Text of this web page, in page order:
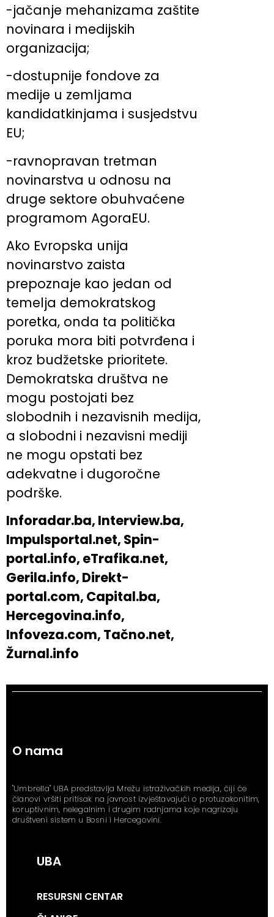
-jačanje mehanizama zaštite
novinara i medijskih
organizacija;
-dostupnije fondove za
medije u zemljama
kandidatkinjama i susjedstvu
EU;
-ravnopravan tretman
novinarstva u odnosu na
druge sektore obuhvaćene
programom AgoraEU.
Ako Evropska unija
novinarstvo zaista
prepoznaje kao jedan od
temelja demokratskog
poretka, onda ta politička
poruka mora biti potvrđena i
kroz budžetske prioritete.
Demokratska društva ne
mogu postojati bez
slobodnih i nezavisnih medija,
a slobodni i nezavisni mediji
ne mogu opstati bez
adekvatne i dugoročne
podrške.
Inforadar.ba, Interview.ba,
Impulsportal.net, Spin-
portal.info, eTrafika.net,
Gerila.info, Direkt-
portal.com, Capital.ba,
Hercegovina.info,
Infoveza.com, Tačno.net,
Žurnal.info
O nama
"Umbrella" UBA predstavlja Mrežu istraživačkih medija, čiji će
članovi vršiti pritisak na javnost izvještavajući o protuzakonitim,
koruptivnim, nelegalnim i drugim radnjama koje nagrizaju
društveni sistem u Bosni i Hercegovini.
UBA
RESURSNI CENTAR